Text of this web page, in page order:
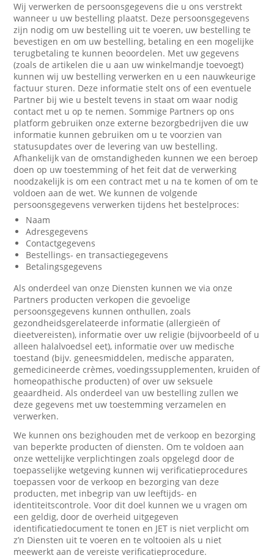
Wij verwerken de persoonsgegevens die u ons verstrekt
wanneer u uw bestelling plaatst. Deze persoonsgegevens
zijn nodig om uw bestelling uit te voeren, uw bestelling te
bevestigen en om uw bestelling, betaling en een mogelijke
terugbetaling te kunnen beoordelen. Met uw gegevens
(zoals de artikelen die u aan uw winkelmandje toevoegt)
kunnen wij uw bestelling verwerken en u een nauwkeurige
factuur sturen. Deze informatie stelt ons of een eventuele
Partner bij wie u bestelt tevens in staat om waar nodig
contact met u op te nemen. Sommige Partners op ons
platform gebruiken onze externe bezorgbedrijven die uw
informatie kunnen gebruiken om u te voorzien van
statusupdates over de levering van uw bestelling.
Afhankelijk van de omstandigheden kunnen we een beroep
doen op uw toestemming of het feit dat de verwerking
noodzakelijk is om een contract met u na te komen of om te
voldoen aan de wet. We kunnen de volgende
persoonsgegevens verwerken tijdens het bestelproces:
Naam
Adresgegevens
Contactgegevens
Bestellings- en transactiegegevens
Betalingsgegevens
Als onderdeel van onze Diensten kunnen we via onze
Partners producten verkopen die gevoelige
persoonsgegevens kunnen onthullen, zoals
gezondheidsgerelateerde informatie (allergieën of
dieetvereisten), informatie over uw religie (bijvoorbeeld of u
alleen halalvoedsel eet), informatie over uw medische
toestand (bijv. geneesmiddelen, medische apparaten,
gemedicineerde crèmes, voedingssupplementen, kruiden of
homeopathische producten) of over uw seksuele
geaardheid. Als onderdeel van uw bestelling zullen we
deze gegevens met uw toestemming verzamelen en
verwerken.
We kunnen ons bezighouden met de verkoop en bezorging
van beperkte producten of diensten. Om te voldoen aan
onze wettelijke verplichtingen zoals opgelegd door de
toepasselijke wetgeving kunnen wij verificatieprocedures
toepassen voor de verkoop en bezorging van deze
producten, met inbegrip van uw leeftijds- en
identiteitscontrole. Voor dit doel kunnen we u vragen om
een geldig, door de overheid uitgegeven
identificatiedocument te tonen en JET is niet verplicht om
z’n Diensten uit te voeren en te voltooien als u niet
meewerkt aan de vereiste verificatieprocedure.